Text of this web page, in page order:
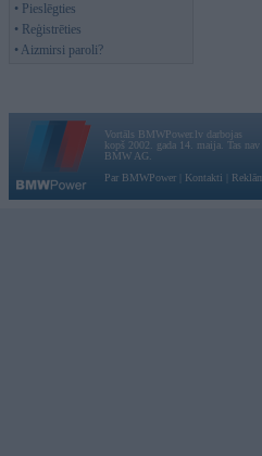
• Pieslēgties
• Reģistrēties
• Aizmirsi paroli?
Vortāls BMWPower.lv darbojas
kopš 2002. gada 14. maija. Tas
BMW AG.
Par BMWPower
Kontakti